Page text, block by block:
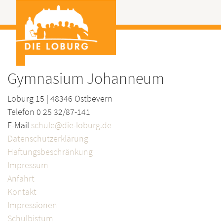
Gymnasium Johanneum
Loburg 15 | 48346 Ostbevern
Telefon 0 25 32/87-141
E-Mail schule@die-loburg.de
Datenschutzerklärung
Haftungsbeschränkung
Impressum
Anfahrt
Kontakt
Impressionen
Schulbistum